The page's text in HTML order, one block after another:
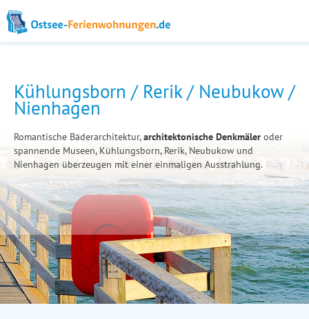
Kühlungsborn / Rerik / Neubukow /
Nienhagen
Romantische Bäderarchitektur,architektonische Denkmäler oder
spannende Museen, Kühlungsborn, Rerik, Neubukow und
Nienhagen überzeugen mit einer einmaligen Ausstrahlung.